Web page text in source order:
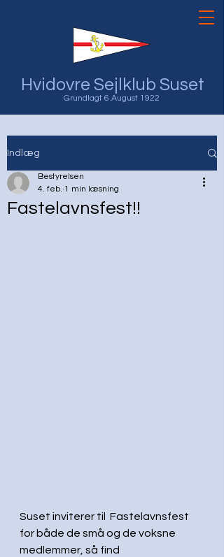
Hvidovre Sejlklub Suset
Grundlagt 6.August 1922
Indlæg
Fastelavnsfest!!
Bestyrelsen
4. feb. 1 min læsning
Suset inviterer til  Fastelavnsfest
for både de små og de voksne
medlemmer, så find